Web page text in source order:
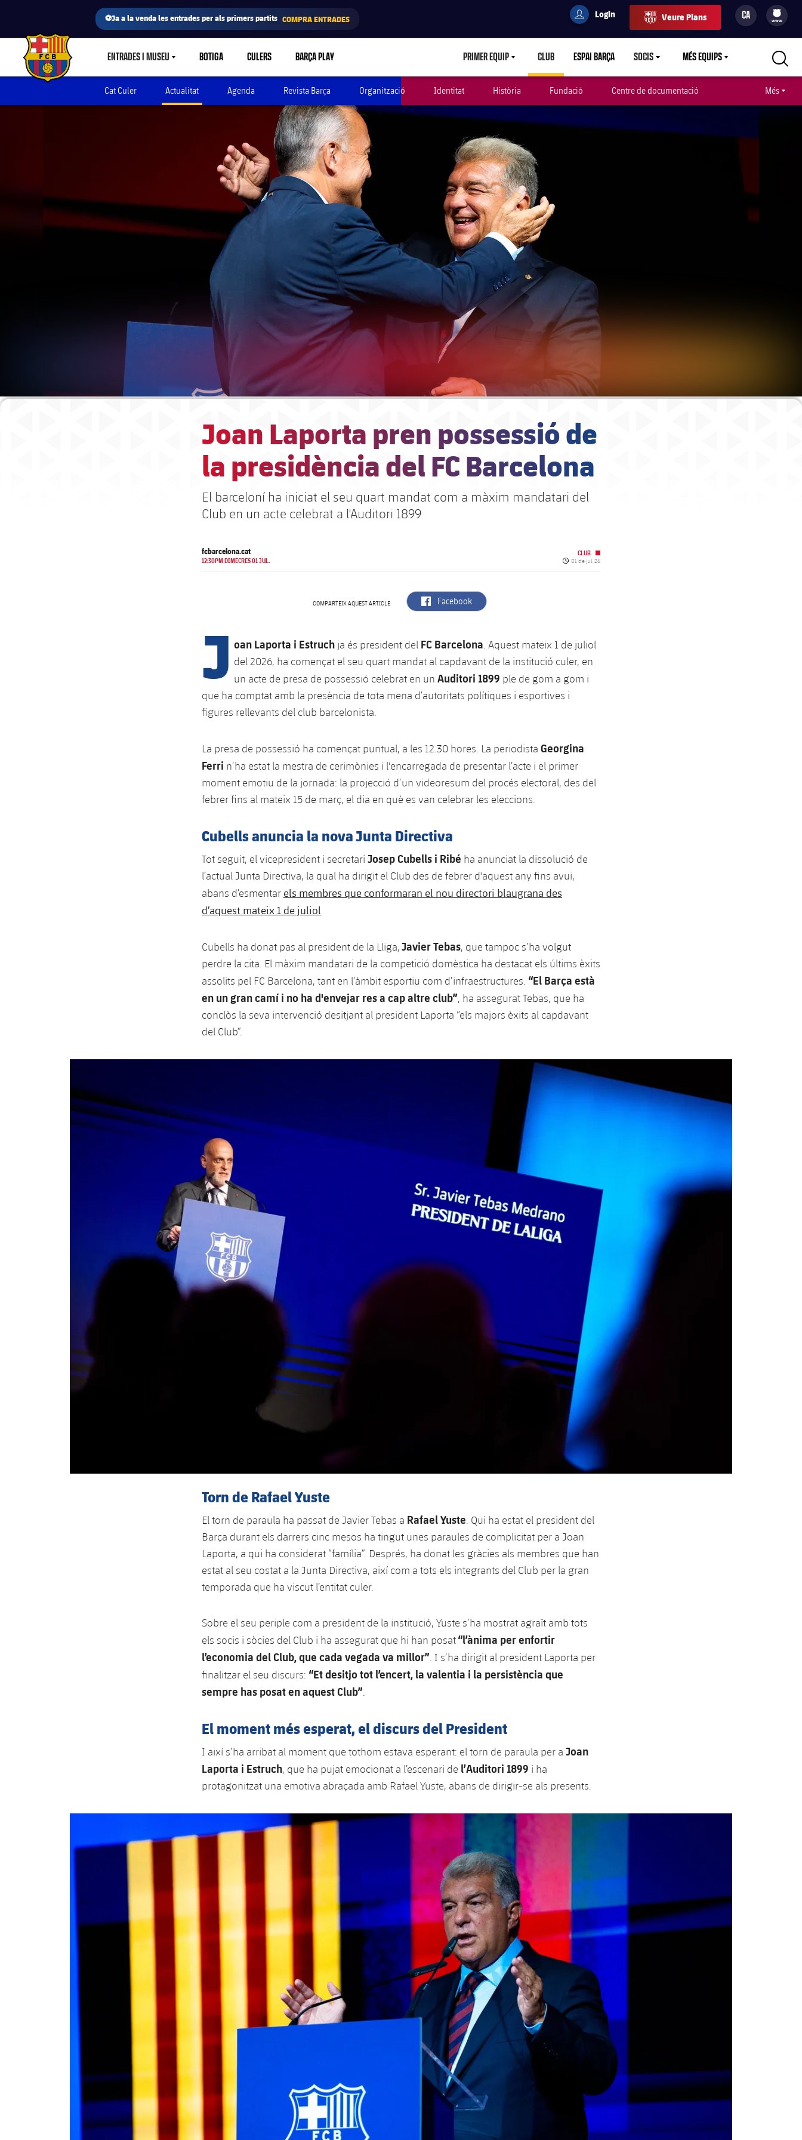
⚽Ja a la venda les entrades per als primers partits COMPRA ENTRADES userCulers
Login Veure Plans CA
filled-badge
www
FC Barcelona club badge ENTRADES I MUSEULABEL.SHARE.CARETDOWN
BOTIGA CULERS BARÇA PLAY PRIMER EQUIPLABEL.ARIA.CARETDOWN
CLUBLABEL.ARIA.CARETDOWN
ESPAI BARÇA SOCISLABEL.ARIA.CARETDOWN
MÉS EQUIPSLABEL.ARIA.CARETDOWN
Cat Culer Actualitat Agenda Revista Barça Organització Identitat Història Fundació Centre de documentació Més
Joan Laporta pren possessió de
la presidència del FC Barcelona
El barceloní ha iniciat el seu quart mandat com a màxim mandatari del
Club en un acte celebrat a l'Auditori 1899
fcbarcelona.cat
12:30PM DIMECRES 01 JUL.
CLUB
Data de publicació
01 de jul. 26
COMPARTEIX AQUEST ARTICLE label.aria.facebook
Facebook
J oan Laporta i Estruch ja és president del FC Barcelona. Aquest mateix 1 de juliol
del 2026, ha començat el seu quart mandat al capdavant de la institució culer, en
un acte de presa de possessió celebrat en un Auditori 1899 ple de gom a gom i
que ha comptat amb la presència de tota mena d’autoritats polítiques i esportives i
figures rellevants del club barcelonista.
La presa de possessió ha començat puntual, a les 12.30 hores. La periodista Georgina
Ferri n’ha estat la mestra de cerimònies i l'encarregada de presentar l’acte i el primer
moment emotiu de la jornada: la projecció d’un videoresum del procés electoral, des del
febrer fins al mateix 15 de març, el dia en què es van celebrar les eleccions.
Cubells anuncia la nova Junta Directiva
Tot seguit, el vicepresident i secretari Josep Cubells i Ribé ha anunciat la dissolució de
l’actual Junta Directiva, la qual ha dirigit el Club des de febrer d'aquest any fins avui,
abans d’esmentar els membres que conformaran el nou directori blaugrana des
d’aquest mateix 1 de juliol
Cubells ha donat pas al president de la Lliga,Javier Tebas, que tampoc s’ha volgut
perdre la cita. El màxim mandatari de la competició domèstica ha destacat els últims èxits
assolits pel FC Barcelona, tant en l’àmbit esportiu com d’infraestructures. “El Barça està
en un gran camí i no ha d'envejar res a cap altre club”, ha assegurat Tebas, que ha
conclòs la seva intervenció desitjant al president Laporta “els majors èxits al capdavant
del Club”.
Torn de Rafael Yuste
El torn de paraula ha passat de Javier Tebas a Rafael Yuste . Qui ha estat el president del
Barça durant els darrers cinc mesos ha tingut unes paraules de complicitat per a Joan
Laporta, a qui ha considerat “família”. Després, ha donat les gràcies als membres que han
estat al seu costat a la Junta Directiva, així com a tots els integrants del Club per la gran
temporada que ha viscut l’entitat culer.
Sobre el seu periple com a president de la institució, Yuste s’ha mostrat agraït amb tots
els socis i sòcies del Club i ha assegurat que hi han posat“l’ànima per enfortir
l’economia del Club, que cada vegada va millor” . I s’ha dirigit al president Laporta per
finalitzar el seu discurs: “Et desitjo tot l’encert, la valentia i la persistència que
sempre has posat en aquest Club”
El moment més esperat, el discurs del President
I així s’ha arribat al moment que tothom estava esperant: el torn de paraula per a Joan
Laporta i Estruch, que ha pujat emocionat a l’escenari de l’Auditori 1899 i ha
protagonitzat una emotiva abraçada amb Rafael Yuste, abans de dirigir-se als presents.